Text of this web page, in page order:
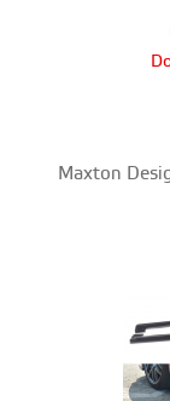
Maxton